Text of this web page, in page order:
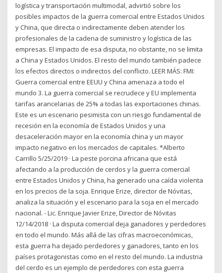
logística y transportación multimodal, advirtió sobre los
posibles impactos de la guerra comercial entre Estados Unidos
y China, que directa o indirectamente deben atender los
profesionales de la cadena de suministro y logística de las
empresas. El impacto de esa disputa, no obstante, no se limita
a China y Estados Unidos. El resto del mundo también padece
los efectos directos o indirectos del conflicto. LEER MÁS: FMI:
Guerra comercial entre EEUU y China amenaza a todo el
mundo 3. La guerra comercial se recrudece y EU implementa
tarifas arancelarias de 25% a todas las exportaciones chinas.
Este es un escenario pesimista con un riesgo fundamental de
recesión en la economía de Estados Unidos y una
desaceleración mayor en la economía china y un mayor
impacto negativo en los mercados de capitales. *Alberto
Carrillo 5/25/2019 · La peste porcina africana que está
afectando a la producción de cerdos y la guerra comercial
entre Estados Unidos y China, ha generado una caída violenta
en los precios de la soja. Enrique Erize, director de Nóvitas,
analiza la situación y el escenario para la soja en el mercado
nacional. - Lic. Enrique Javier Erize, Director de Nóvitas
12/14/2018 · La disputa comercial deja ganadores y perdedores
en todo el mundo. Más allá de las cifras macroeconómicas,
esta guerra ha dejado perdedores y ganadores, tanto en los
países protagonistas como en el resto del mundo. La industria
del cerdo es un ejemplo de perdedores con esta guerra